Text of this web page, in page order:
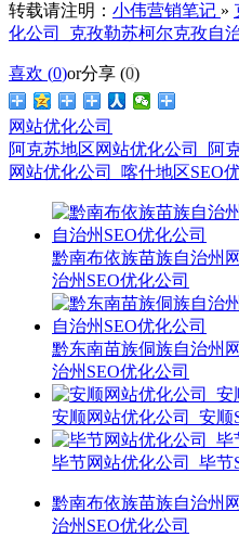
转载请注明： 小伟营销笔记 »
化公司_克孜勒苏柯尔克孜自
喜欢 (0)or分享 (0)
网站优化公司
阿克苏地区网站优化公司_阿
网站优化公司_喀什地区SEO
黔南布依族苗族自治州
治州SEO优化公司
黔东南苗族侗族自治州
治州SEO优化公司
安顺网站优化公司_安顺
毕节网站优化公司_毕节
黔南布依族苗族自治州
治州SEO优化公司